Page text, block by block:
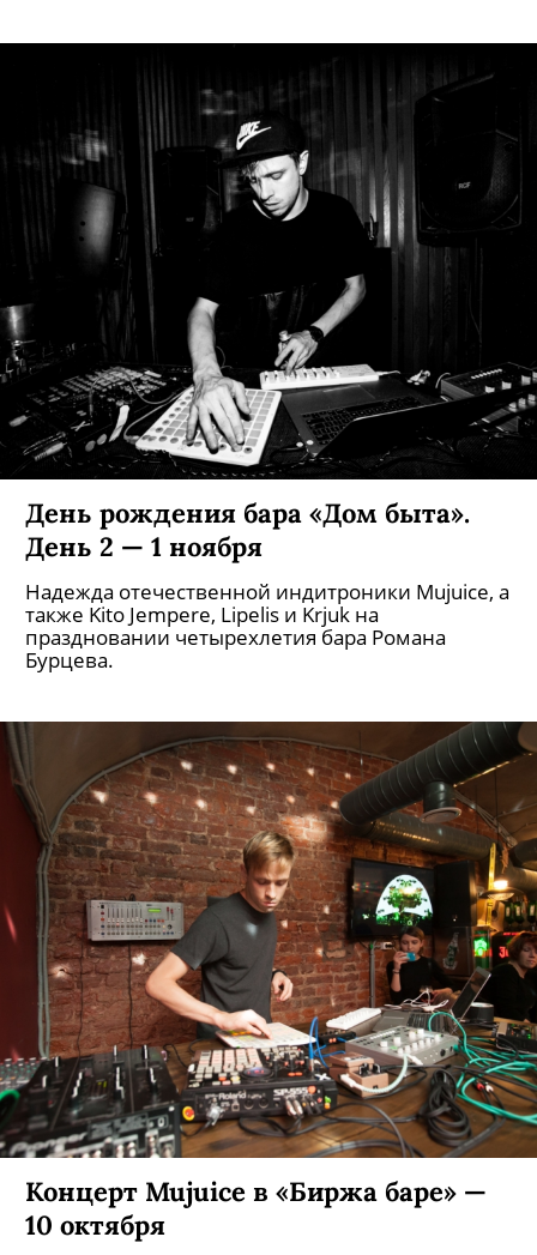
День рождения бара «Дом быта».
День 2 — 1 ноября
Надежда отечественной индитроники Mujuice, а
также Kito Jempere, Lipelis и Krjuk на
праздновании четырехлетия бара Романа
Бурцева.
Концерт Mujuice в «Биржа баре» —
10 октября